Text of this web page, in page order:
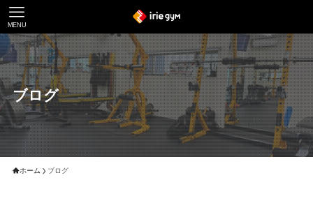
MENU
ブログ
ホーム ブログ